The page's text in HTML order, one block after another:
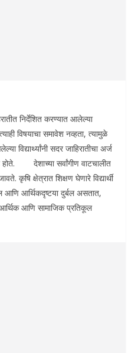
निर्देशित करण्यात आलेल्या
विषयाचा समावेश नव्हता, त्यामुळे
विद्यार्थ्यांनी सदर जाहिरातीचा अर्ज
होते. देशाच्या सर्वांगीण वाटचालीत
कृषि क्षेत्रात शिक्षण घेणारे विद्यार्थी
आणि आर्थिकदृष्टया दुर्बल असतात,
आणि सामाजिक प्रतिकूल